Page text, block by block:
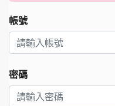
帳號
密碼